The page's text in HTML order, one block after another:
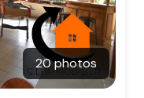
20 photos